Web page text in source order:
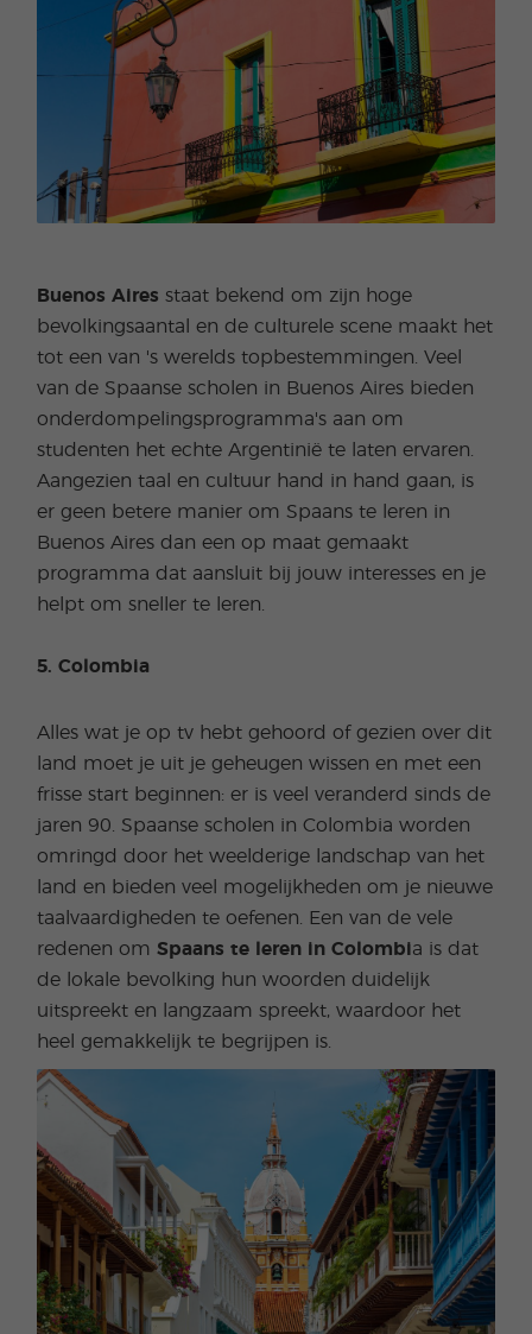
Buenos Airesstaat bekend om zijn hoge
bevolkingsaantal en de culturele scene maakt het
tot een van 's werelds topbestemmingen. Veel
van de Spaanse scholen in Buenos Aires bieden
onderdompelingsprogramma's aan om
studenten het echte Argentinië te laten ervaren.
Aangezien taal en cultuur hand in hand gaan, is
er geen betere manier om Spaans te leren in
Buenos Aires dan een op maat gemaakt
programma dat aansluit bij jouw interesses en je
helpt om sneller te leren.
5. Colombia
Alles wat je op tv hebt gehoord of gezien over dit
land moet je uit je geheugen wissen en met een
frisse start beginnen: er is veel veranderd sinds de
jaren 90. Spaanse scholen in Colombia worden
omringd door het weelderige landschap van het
land en bieden veel mogelijkheden om je nieuwe
taalvaardigheden te oefenen. Een van de vele
redenen omSpaans te leren in Colombi a is dat
de lokale bevolking hun woorden duidelijk
uitspreekt en langzaam spreekt, waardoor het
heel gemakkelijk te begrijpen is.